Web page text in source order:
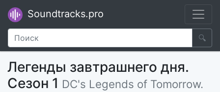
Soundtracks.pro
🔍
Легенды завтрашнего дня.
Сезон 1 DC's Legends of Tomorrow.